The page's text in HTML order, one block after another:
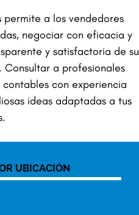
a los vendedores
negociar con eficacia y
y satisfactoria de su
a profesionales
con experiencia
ideas adaptadas a tus
UBICACIÓN